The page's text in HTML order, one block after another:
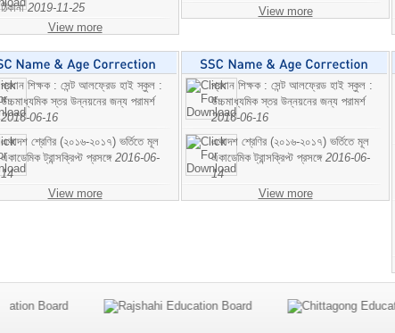
ঠিকানা2019-11-25
View more
View more
প্রধান শিক্ষক : সেন্ট আলফ্রেড হাই স্কুল :
উচ্চমাধ্যমিক স্তর উন্নয়নের জন্য পরামর্শ
2016-06-16
একাদশ শ্রেণির (২০১৬-২০১৭) ভর্তিতে মূল
একাডেমিক ট্রান্সক্রিপ্ট প্রসঙ্গে 2016-06-
14
View more
প্রধান শিক্ষক : সেন্ট আলফ্রেড হাই স্কুল :
উচ্চমাধ্যমিক স্তর উন্নয়নের জন্য পরামর্শ
2016-06-16
একাদশ শ্রেণির (২০১৬-২০১৭) ভর্তিতে মূল
একাডেমিক ট্রান্সক্রিপ্ট প্রসঙ্গে 2016-06-
14
View more